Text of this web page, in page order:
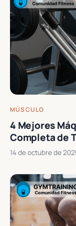
MÚSCULO
4 Mejores
Completa de
14 de octubre de